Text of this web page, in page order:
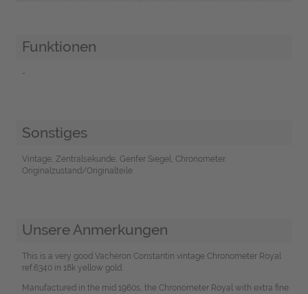
Funktionen
-
Sonstiges
Vintage, Zentralsekunde, Genfer Siegel, Chronometer,
Originalzustand/Originalteile
Unsere Anmerkungen
This is a very good Vacheron Constantin vintage Chronometer Royal
ref.6340 in 18k yellow gold.
Manufactured in the mid 1960s, the Chronometer Royal with extra fine